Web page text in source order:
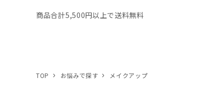
商品合計5,500円以上で送料無料
TOP お悩みで探す メイクアップ